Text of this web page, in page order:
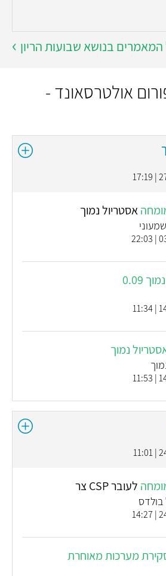
בנושא שבועות הריון
אולטרסאונד -
אסטריול נמוך
0.09
נמוך
לעובר CSP צר
מערכות מאוחרת